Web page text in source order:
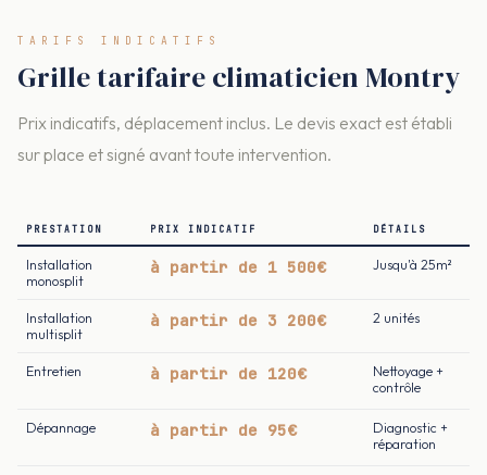
TARIFS INDICATIFS
Grille tarifaire climaticien Montry
Prix indicatifs, déplacement inclus. Le devis exact est établi
sur place et signé avant toute intervention.
PRESTATION PRIX INDICATIF DÉTAILS
Installation
monosplit
à partir de 1 500€ Jusqu'à 25m²
Installation
multisplit
à partir de 3 200€ 2 unités
Entretien à partir de 120€
Nettoyage +
contrôle
Dépannage à partir de 95€
Diagnostic +
réparation